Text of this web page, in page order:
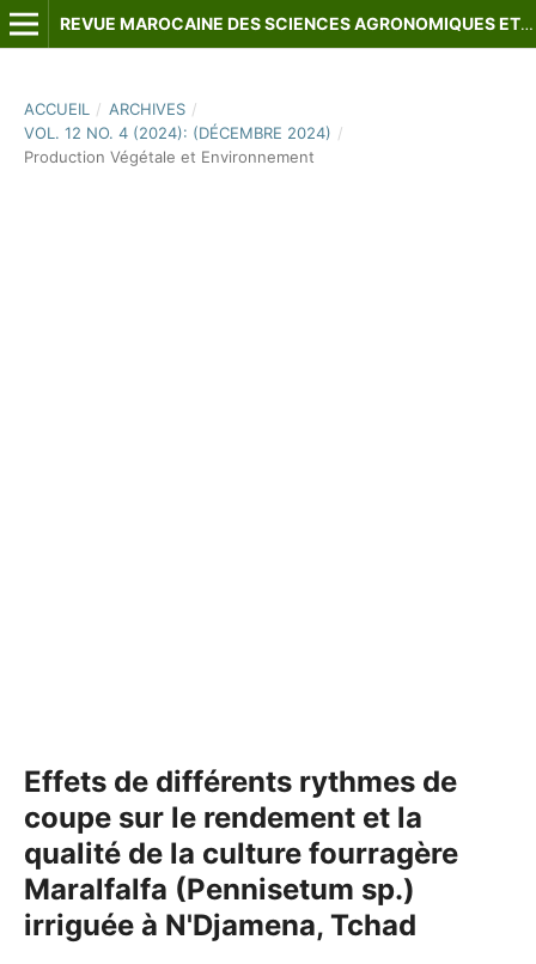
REVUE MAROCAINE DES SCIENCES AGRONOMIQUES ET VÉTÉRINAIRES
ACCUEIL / ARCHIVES /
VOL. 12 NO. 4 (2024): (DÉCEMBRE 2024) /
Production Végétale et Environnement
Effets de différents rythmes de
coupe sur le rendement et la
qualité de la culture fourragère
Maralfalfa (Pennisetum sp.)
irriguée à N'Djamena, Tchad